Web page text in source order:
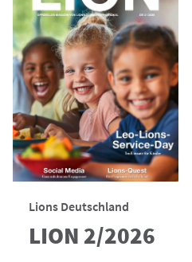
Lions Deutschland
LION 2/2026